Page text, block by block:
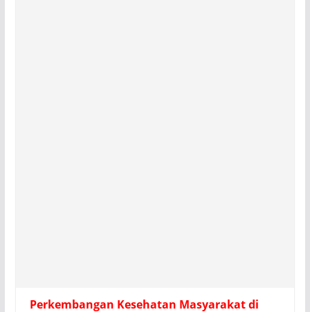
Perkembangan Kesehatan Masyarakat di